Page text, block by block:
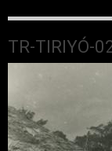
TR-TIRIYÓ-